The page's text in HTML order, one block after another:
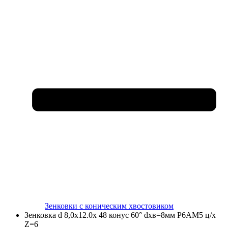
Зенковки с коническим хвостовиком
Зенковка d 8,0х12.0х 48 конус 60° dхв=8мм Р6АМ5 ц/х
Z=6